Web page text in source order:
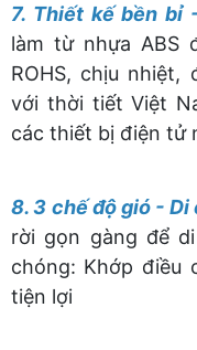
7. Thiết kế bền bỉ
làm từ nhựa ABS
ROHS, chịu
với thời tiết Việt
các thiết bị điện tử
8. 3 chế độ gió - Di
rời gọn gàng để
chóng: Khớp điều
tiện lợi